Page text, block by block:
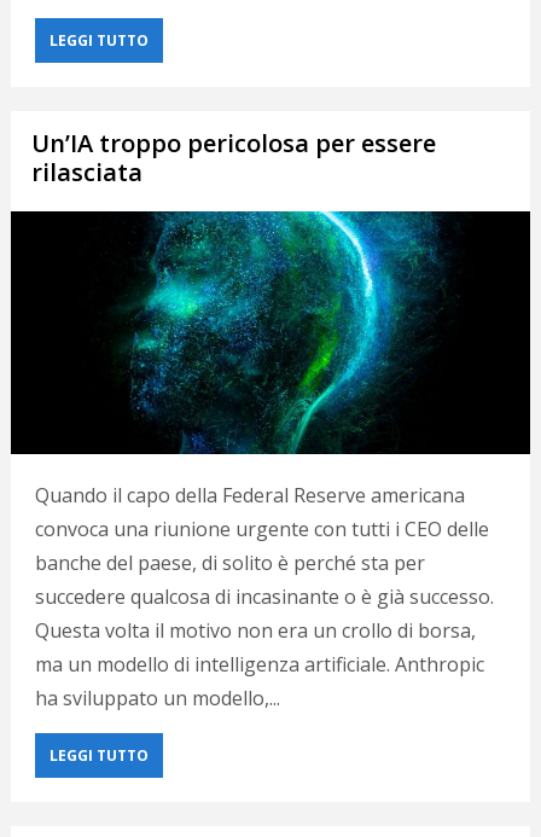
LEGGI TUTTO
Un’IA troppo pericolosa per essere
rilasciata
Quando il capo della Federal Reserve americana
convoca una riunione urgente con tutti i CEO delle
banche del paese, di solito è perché sta per
succedere qualcosa di incasinante o è già successo.
Questa volta il motivo non era un crollo di borsa,
ma un modello di intelligenza artificiale. Anthropic
ha sviluppato un modello,...
LEGGI TUTTO